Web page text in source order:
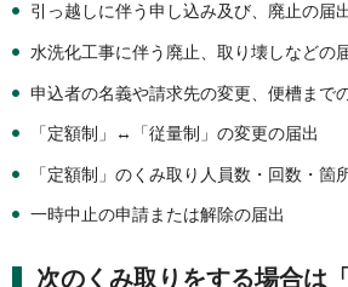
引っ越しに伴う申し込み及び、廃止の届
水洗化工事に伴う廃止、取り壊しなどの
申込者の名義や請求先の変更、便槽まで
「定額制」↔「従量制」の変更の届出
「定額制」のくみ取り人員数・回数・箇
一時中止の申請または解除の届出
次のくみ取りをする場合は